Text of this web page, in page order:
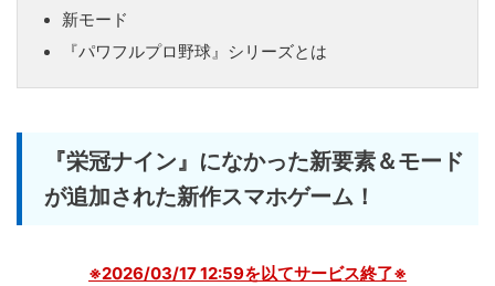
新モード
『パワフルプロ野球』シリーズとは
『栄冠ナイン』になかった新要素＆モード
が追加された新作スマホゲーム！
※2026/03/17 12:59を以てサービス終了※